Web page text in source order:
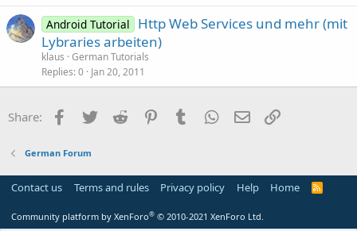
Android Tutorial
Http Web Services und mehr (mit
Lybraries arbeiten)
klaus German Tutorials
Replies 0 Jan 20, 2011
Share: Facebook
Twitter Reddit PinterestTumblr WhatsApp
Email
German Forum
Contact us Terms and rules Privacy policy Help Home
R
Community platform by XenForo® © 2010-2021 XenForo Ltd.